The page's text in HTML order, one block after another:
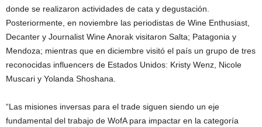
donde se realizaron actividades de cata y degustación.
Posteriormente, en noviembre las periodistas de Wine Enthusiast,
Decanter y Journalist Wine Anorak visitaron Salta; Patagonia y
Mendoza; mientras que en diciembre visitó el país un grupo de tres
reconocidas influencers de Estados Unidos: Kristy Wenz, Nicole
Muscari y Yolanda Shoshana.
“Las misiones inversas para el trade siguen siendo un eje
fundamental del trabajo de WofA para impactar en la categoría